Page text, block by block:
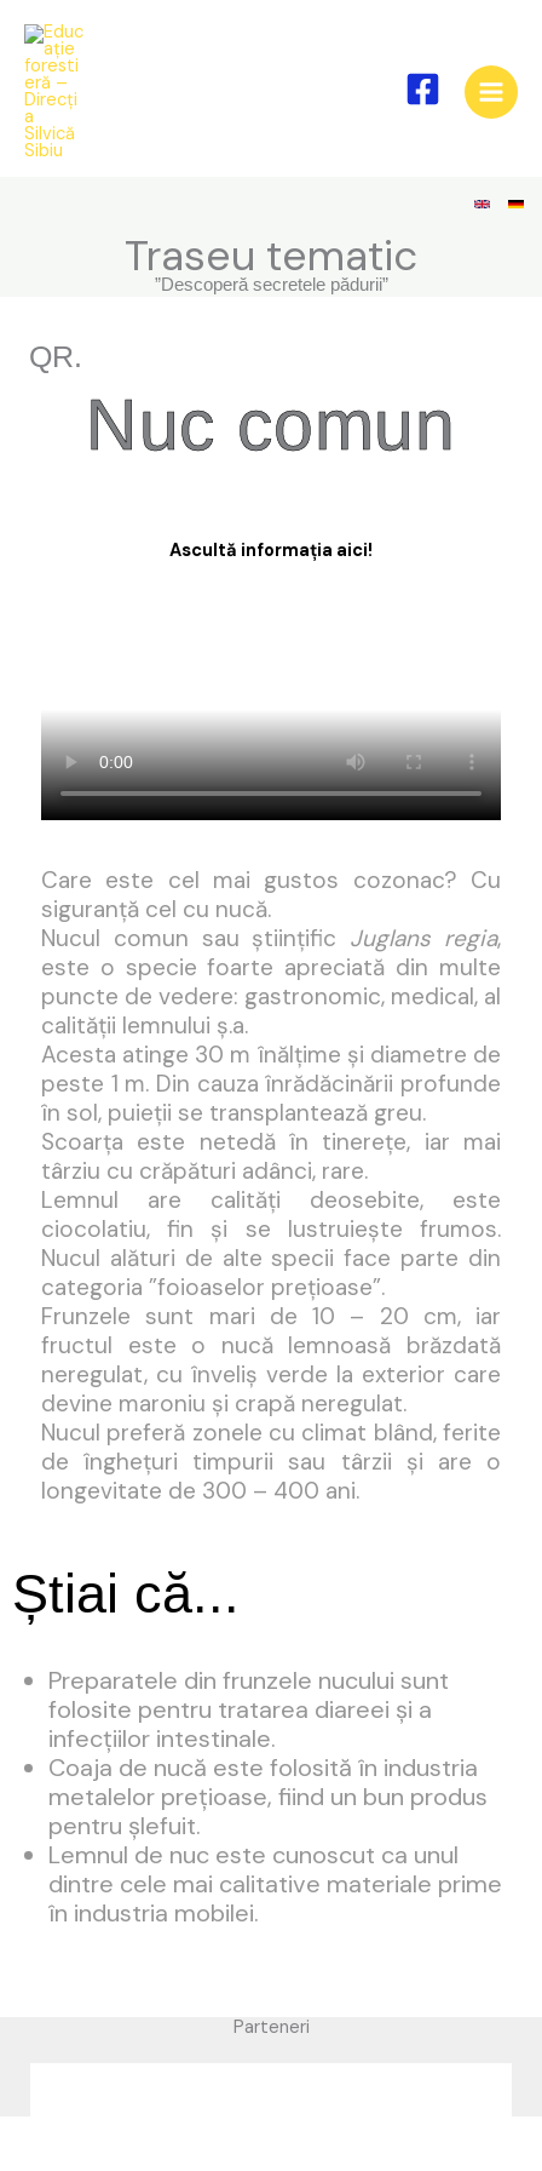
content
Traseu tematic
”Descoperă secretele pădurii”
QR.
Nuc comun
Ascultă informația aici!
Care este cel mai gustos cozonac? Cu
siguranță cel cu nucă.
Nucul comun sau științific Juglans regia,
este o specie foarte apreciată din multe
puncte de vedere: gastronomic, medical, al
calității lemnului ș.a.
Acesta atinge 30 m înălțime și diametre de
peste 1 m. Din cauza înrădăcinării profunde
în sol, puieții se transplantează greu.
Scoarța este netedă în tinerețe, iar mai
târziu cu crăpături adânci, rare.
Lemnul are calități deosebite, este
ciocolatiu, fin și se lustruiește frumos.
Nucul alături de alte specii face parte din
categoria ”foioaselor prețioase”.
Frunzele sunt mari de 10 – 20 cm, iar
fructul este o nucă lemnoasă brăzdată
neregulat, cu înveliș verde la exterior care
devine maroniu și crapă neregulat.
Nucul preferă zonele cu climat blând, ferite
de înghețuri timpurii sau târzii și are o
longevitate de 300 – 400 ani.
Știai că...
Preparatele din frunzele nucului sunt
folosite pentru tratarea diareei și a
infecțiilor intestinale.
Coaja de nucă este folosită în industria
metalelor prețioase, fiind un bun produs
pentru șlefuit.
Lemnul de nuc este cunoscut ca unul
dintre cele mai calitative materiale prime
în industria mobilei.
Parteneri